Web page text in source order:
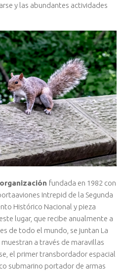
y las abundantes actividades
fundada en 1982 con
Intrepid de la Segunda
Histórico Nacional y pieza
lugar, que recibe anualmente a
de todo el mundo, se juntan La
a través de maravillas
el primer transbordador espacial
submarino portador de armas